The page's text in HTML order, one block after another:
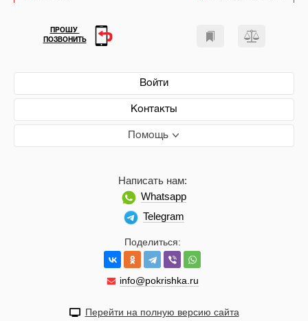
Войти
Контакты
Помощь
Поделиться:
info@pokrishka.ru
Написать нам:
Whatsapp
Telegram
ПРОШУ
ПОЗВОНИТЬ
Перейти на полную версию сайта